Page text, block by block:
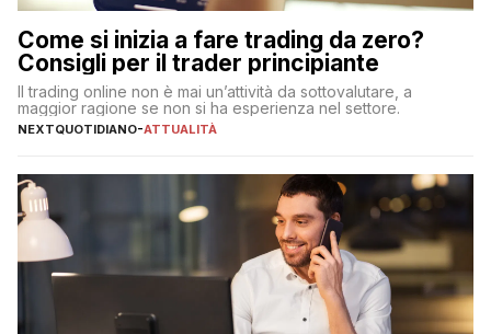
Come si inizia a fare trading da zero?
Consigli per il trader principiante
Il trading online non è mai un’attività da sottovalutare, a
maggior ragione se non si ha esperienza nel settore.
NEXTQUOTIDIANO-ATTUALITÀ